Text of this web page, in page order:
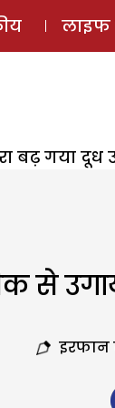
लाइफ
बढ़ गया दूध
इरफान